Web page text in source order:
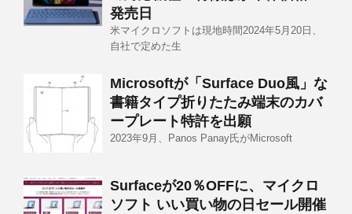
発売日
米マイクロソフトは現地時間2024年5月20日、
自社で定めた生
Microsoftが「Surface Duo風」な
書籍タイプ折りたたみ端末のカバ
ープレート特許を出願
2023年9月、Panos Panay氏がMicrosoft
Surfaceが20％OFFに、マイクロ
ソフト いい買い物の日セール開催